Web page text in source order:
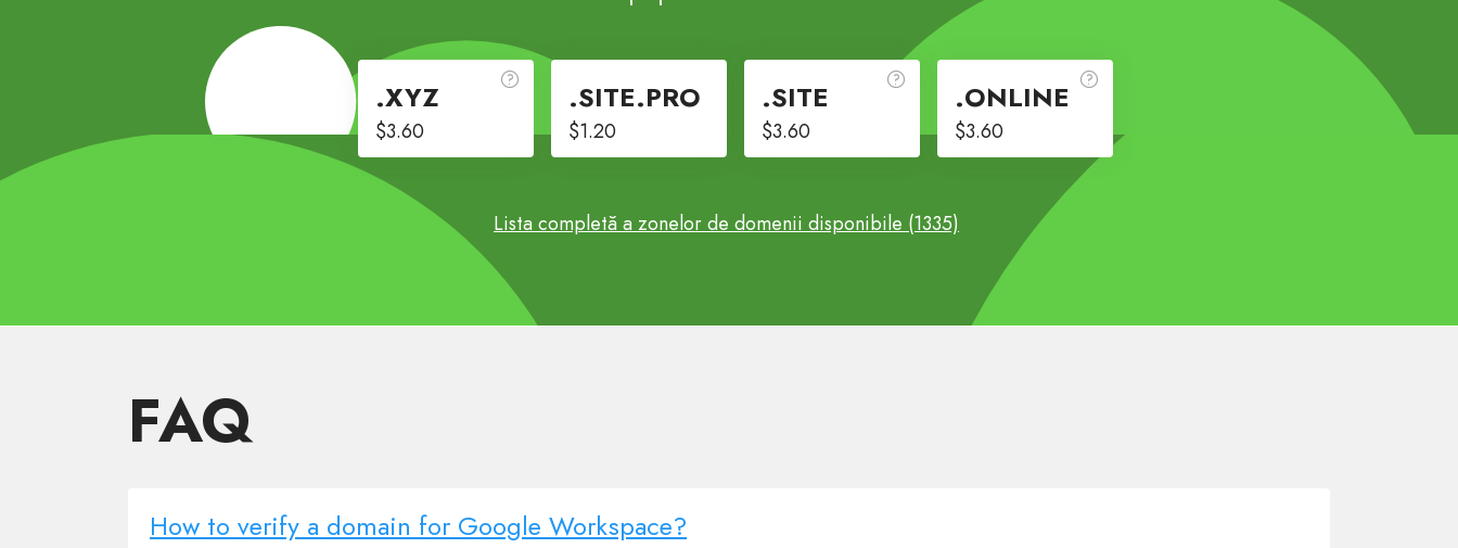
.XYZ
$3.60
.SITE.PRO
$1.20
.SITE
$3.60
.ONLINE
$3.60
Lista completă a zonelor de domenii disponibile (1335)
FAQ
How to verify a domain for Google Workspace?